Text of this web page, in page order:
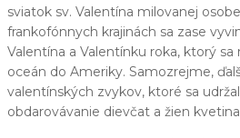
sviatok sv. Valentína milovanej
frankofónnych krajinách sa zase
Valentína a Valentínku roka, ktorý sa
oceán do Ameriky. Samozrejme,
valentínských zvykov, ktoré sa
obdarovávanie dievčat a žien